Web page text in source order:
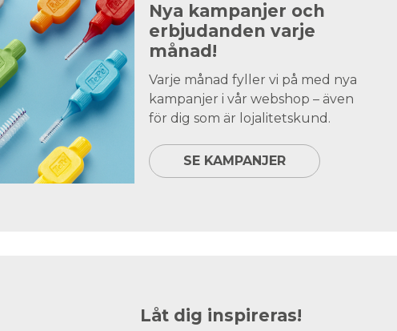
Nya kampanjer och
erbjudanden varje
månad!
Varje månad fyller vi på med nya
kampanjer i vår webshop – även
för dig som är lojalitetskund.
SE KAMPANJER
Låt dig inspireras!